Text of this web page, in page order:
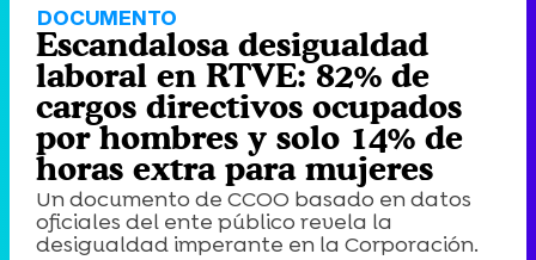
DOCUMENTO
Escandalosa desigualdad
laboral en RTVE: 82% de
cargos directivos ocupados
por hombres y solo 14% de
horas extra para mujeres
Un documento de CCOO basado en datos
oficiales del ente público revela la
desigualdad imperante en la Corporación.